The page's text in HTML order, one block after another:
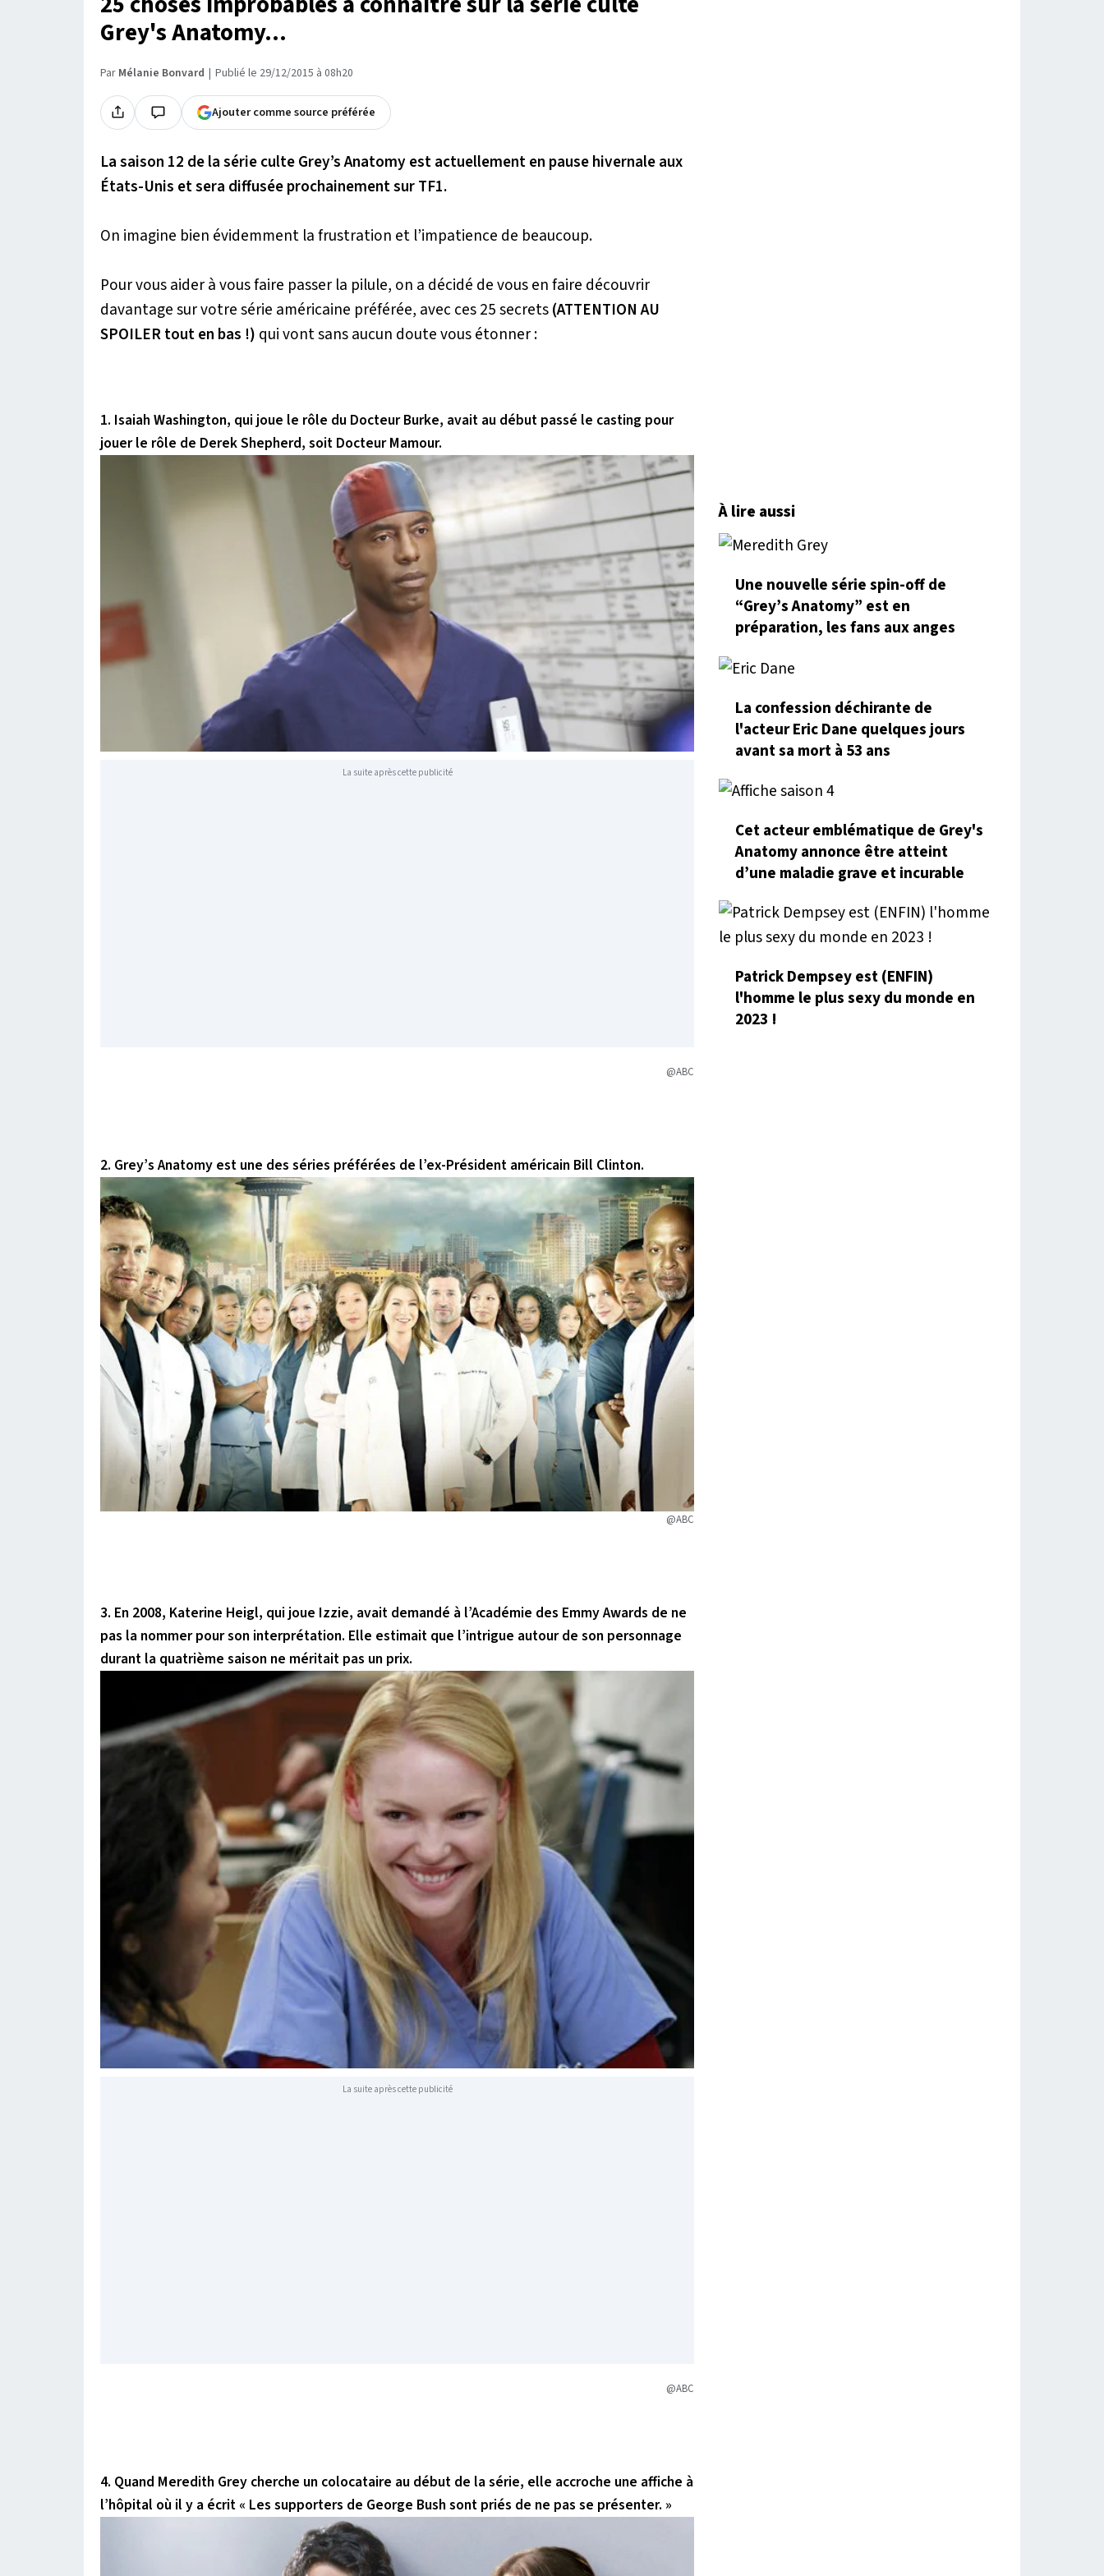
Grey's Anatomy...
Par Mélanie Bonvard Publié le 29/12/2015 à 08h20
Ajouter comme source préférée
La saison 12 de la série culte Grey’s Anatomy est actuellement en pause hivernale aux
États-Unis et sera diffusée prochainement sur TF1.
On imagine bien évidemment la frustration et l’impatience de beaucoup.
Pour vous aider à vous faire passer la pilule, on a décidé de vous en faire découvrir
davantage sur votre série américaine préférée, avec ces 25 secrets(ATTENTION AU
SPOILER tout en bas !) qui vont sans aucun doute vous étonner :
1. Isaiah Washington, qui joue le rôle du Docteur Burke, avait au début passé le casting pour
jouer le rôle de Derek Shepherd, soit Docteur Mamour.
La suite après cette publicité
@ABC
2. Grey’s Anatomy est une des séries préférées de l’ex-Président américain Bill Clinton.
@ABC
3. En 2008, Katerine Heigl, qui joue Izzie, avait demandé à l’Académie des Emmy Awards de ne
pas la nommer pour son interprétation. Elle estimait que l’intrigue autour de son personnage
durant la quatrième saison ne méritait pas un prix.
La suite après cette publicité
@ABC
4. Quand Meredith Grey cherche un colocataire au début de la série, elle accroche une affiche à
l’hôpital où il y a écrit « Les supporters de George Bush sont priés de ne pas se présenter. »
À lire aussi
Une nouvelle série spin-off de
“Grey’s Anatomy” est en
préparation, les fans aux anges
La confession déchirante de
l'acteur Eric Dane quelques jours
avant sa mort à 53 ans
Cet acteur emblématique de Grey's
Anatomy annonce être atteint
d’une maladie grave et incurable
Patrick Dempsey est (ENFIN)
l'homme le plus sexy du monde en
2023 !